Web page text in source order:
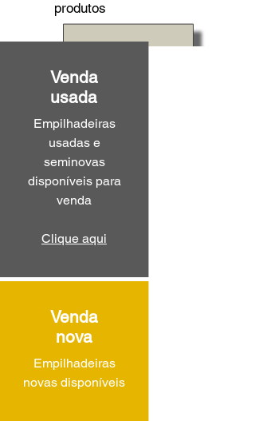
produtos
Venda
usada
Empilhadeiras
usadas e
seminovas
disponíveis para
venda
Clique aqui
Venda
nova
Empilhadeiras
novas disponíveis